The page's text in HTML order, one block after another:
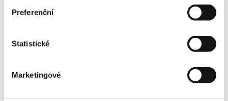
Preferenční
Statistické
Marketingové